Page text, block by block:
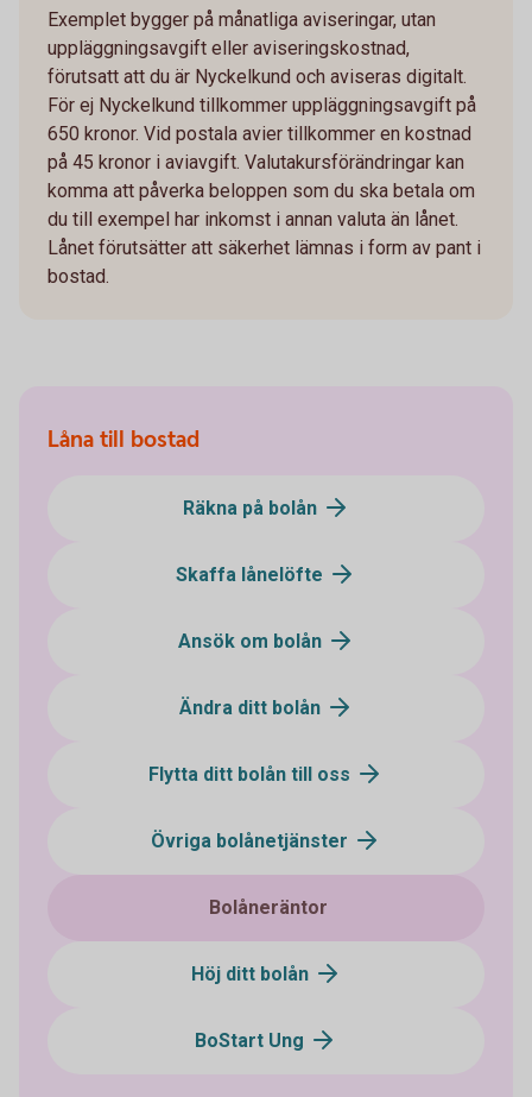
Exemplet bygger på månatliga aviseringar, utan
uppläggningsavgift eller aviseringskostnad,
förutsatt att du är Nyckelkund och aviseras digitalt.
För ej Nyckelkund tillkommer uppläggningsavgift på
650 kronor. Vid postala avier tillkommer en kostnad
på 45 kronor i aviavgift. Valutakursförändringar kan
komma att påverka beloppen som du ska betala om
du till exempel har inkomst i annan valuta än lånet.
Lånet förutsätter att säkerhet lämnas i form av pant i
bostad.
Låna till bostad
Räkna på bolån
Skaffa lånelöfte
Ansök om bolån
Ändra ditt bolån
Flytta ditt bolån till oss
Övriga bolånetjänster
Bolåneräntor
Höj ditt bolån
BoStart Ung